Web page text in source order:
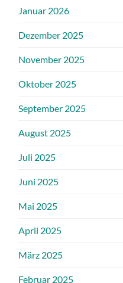
Januar 2026
Dezember 2025
November 2025
Oktober 2025
September 2025
August 2025
Juli 2025
Juni 2025
Mai 2025
April 2025
März 2025
Februar 2025